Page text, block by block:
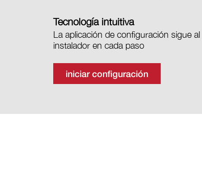
Tecnología intuitiva
La aplicación de configuración sigue al
instalador en cada paso
iniciar configuración